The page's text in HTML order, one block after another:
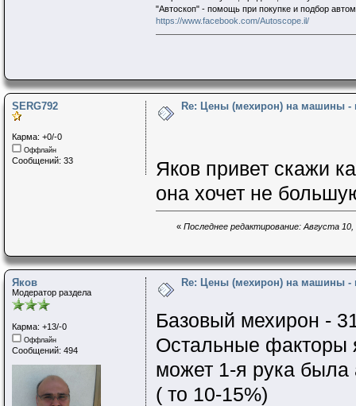
"Автоскоп" - помощь при покупке и подбор
https://www.facebook.com/Autoscope.il/
SERG792
Карма: +0/-0
Оффлайн
Сообщений: 33
Re: Цены (мехирон) на машины -
Яков привет скажи
она хочет не
« Последнее редактирование: Августа
Яков
Модератор раздела
Карма: +13/-0
Оффлайн
Сообщений: 494
Re: Цены (мехирон) на машины -
Базовый мехирон -
Остальные факторы
может 1-я рука была
( то 10-15%)